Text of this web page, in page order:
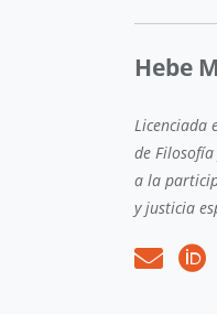
Hebe
Licenciada
de
a la
y justicia